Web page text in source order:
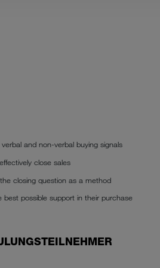
and non-verbal buying signals
close sales
closing question as a method
best possible support in their purchase